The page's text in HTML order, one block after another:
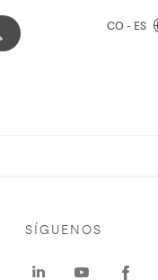
CO - ES
SÍGUENOS